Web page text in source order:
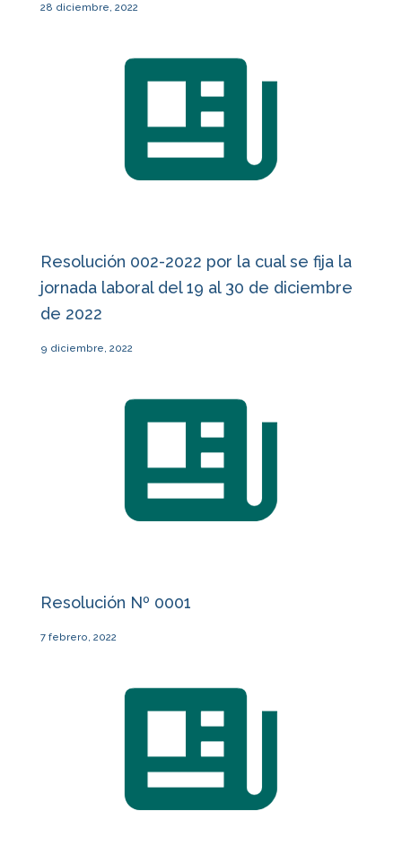
28 diciembre, 2022
Resolución 002-2022 por la cual se fija la
jornada laboral del 19 al 30 de diciembre
de 2022
9 diciembre, 2022
Resolución Nº 0001
7 febrero, 2022